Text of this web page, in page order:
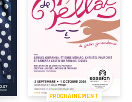
PROCHAINEMENT